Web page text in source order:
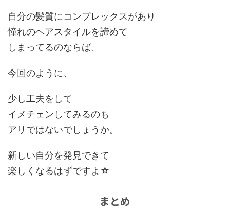
自分の髪質にコンプレックスがあり
憧れのヘアスタイルを諦めて
しまってるのならば、
今回のように、
少し工夫をして
イメチェンしてみるのも
アリではないでしょうか。
新しい自分を発見できて
楽しくなるはずですよ☆
まとめ